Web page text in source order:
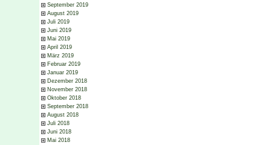
September 2019
August 2019
Juli 2019
Juni 2019
Mai 2019
April 2019
März 2019
Februar 2019
Januar 2019
Dezember 2018
November 2018
Oktober 2018
September 2018
August 2018
Juli 2018
Juni 2018
Mai 2018